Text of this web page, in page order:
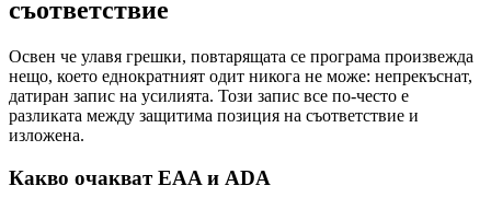
съответствие
Освен че улавя грешки, повтарящата се програма произвежда
нещо, което еднократният одит никога не може: непрекъснат,
датиран запис на усилията. Този запис все по-често е
разликата между защитима позиция на съответствие и
изложена.
Какво очакват EAA и ADA